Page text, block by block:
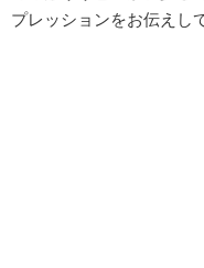
プレッションをお伝えし